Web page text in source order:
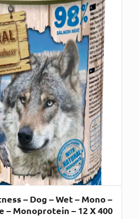
– Dog – Wet – Mono –
– Monoprotein – 12 X 400